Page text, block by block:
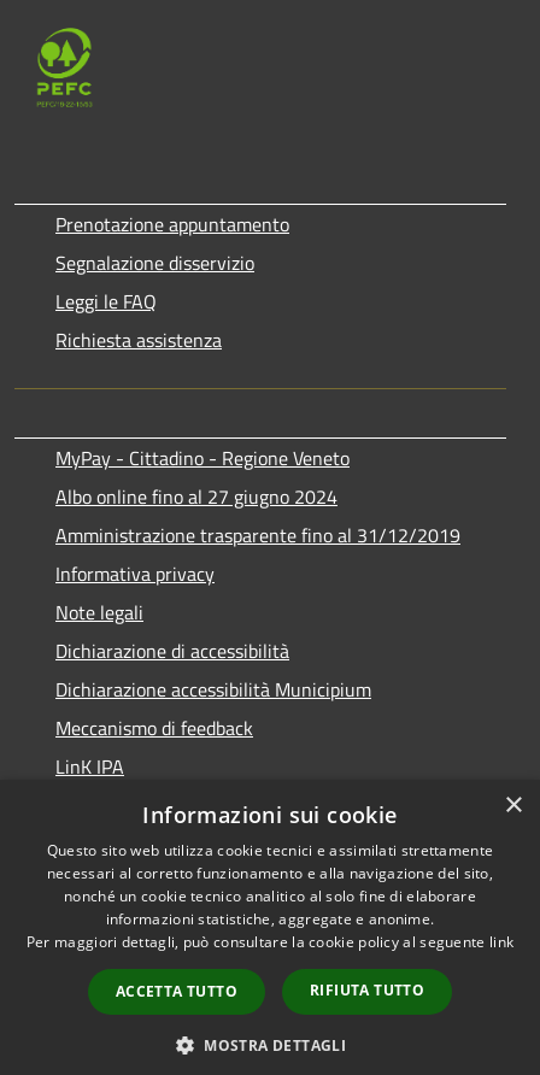
Prenotazione appuntamento
Segnalazione disservizio
Leggi le FAQ
Richiesta assistenza
MyPay - Cittadino - Regione Veneto
Albo online fino al 27 giugno 2024
Amministrazione trasparente fino al 31/12/2019
Informativa privacy
Note legali
Dichiarazione di accessibilità
Dichiarazione accessibilità Municipium
Meccanismo di feedback
LinK IPA
Social media policy
Accessibilità
Copyright © 2026 • Comune di
Calalzo di Cadore • Powered by
Municipium•
Accesso
redazione
×
Informazioni sui cookie
Questo sito web utilizza cookie tecnici e assimilati strettamente
necessari al corretto funzionamento e alla navigazione del sito,
nonché un cookie tecnico analitico al solo fine di elaborare
informazioni statistiche, aggregate e anonime.
Per maggiori dettagli, può consultare la cookie policy al seguente link
ACCETTA TUTTO RIFIUTA TUTTO
MOSTRA DETTAGLI